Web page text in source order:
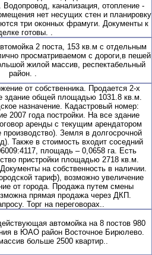
Водопровод, канализация, отопление -
нет несущих стен и планировку
три оконных фрамуги. Документы к
готовы. .
2 поста, 153 кв.м с отдельным
просматриваемом с дороги,в пешей
жилой массив, респектабельный
район. .
от собственника. Продается 2-х
здание общей площадью 1031.8 кв.м.
назначение. Кадастровый номер:
2007 года постройки. На все здание
аренды с текущим арендатором
производство). Земля в долгосрочной
Также в стоимость входит соседний
площадь – 0,0658 га. Есть
пристройки площадью 2718 кв.м.
на собственность в наличии.
тариф), возможно увеличение
от города. Продажа путем смены
прямая продажа через ДКП.
Торг на переговорах..
автомойка на 8 постов 980
в ЮАО район Восточное Бирюлево.
больше 2500 квартир..